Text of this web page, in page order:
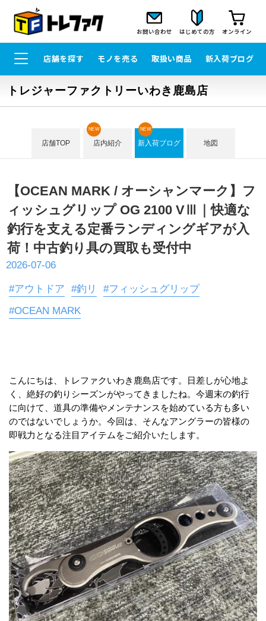
お問い合わせ はじめての方 オンライン
店舗を探す モノを売る 取扱い商品 新入荷ブログ
トレジャーファクトリーいわき鹿島店
店舗TOP 店内紹介
NEW
新入荷ブログ
NEW
地図
【OCEAN MARK / オーシャンマーク】フ
ィッシュグリップ OG 2100 VⅢ｜快適な
釣行を支える定番ランディングギアが入
荷！中古釣り具の買取も受付中
2026-07-06
#アウトドア #釣リ
#フィッシュグリップ
#OCEAN MARK
こんにちは、トレファクいわき鹿島店です。日差しが心地よ
く、絶好の釣りシーズンがやってきましたね。今週末の釣行
に向けて、道具の準備やメンテナンスを始めている方も多い
のではないでしょうか。今回は、そんなアングラーの皆様の
即戦力となる注目アイテムをご紹介いたします。